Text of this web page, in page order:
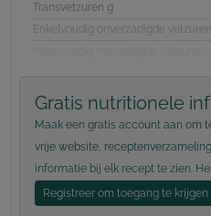
Transvetzuren g
Enkelvoudig onverzadigde
Gratis nutritionele
Maak een gratis account aan om
vrije website,
informatie bij elk recept te zien.
Registreer om toegang te krijgen